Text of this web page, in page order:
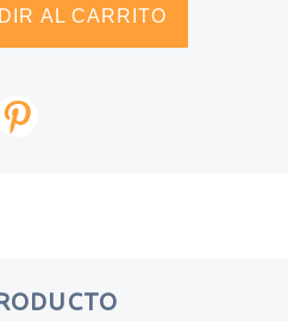
AL CARRITO